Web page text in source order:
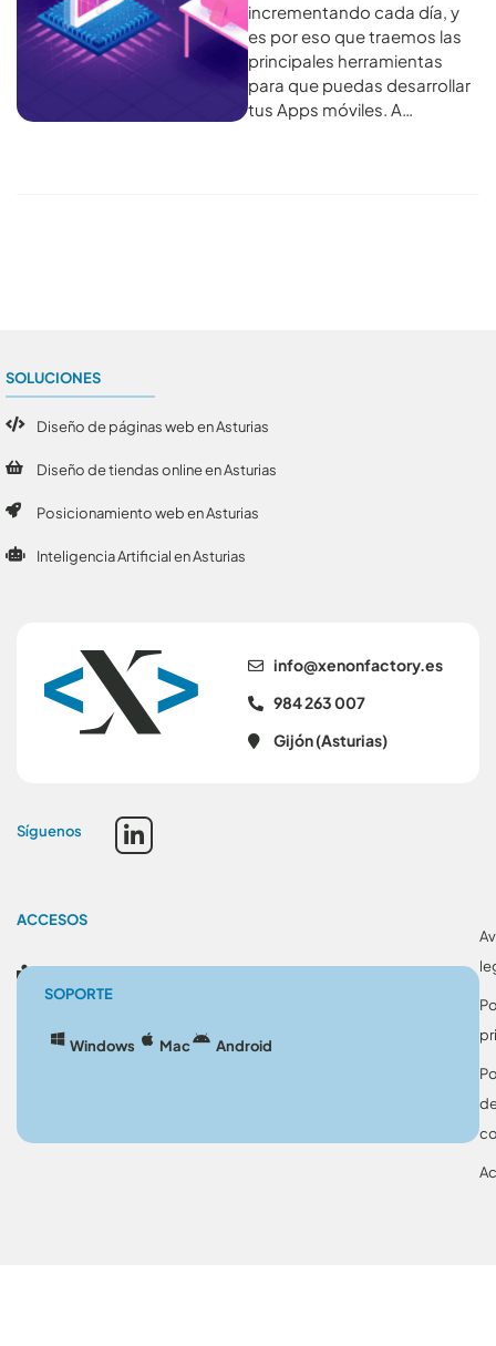
incrementando cada día, y
es por eso que traemos las
principales herramientas
para que puedas desarrollar
tus Apps móviles. A…
se.yrotcafnonex@ofni
984 263 007
Gijón (Asturias)
Síguenos
SOLUCIONES
Diseño de páginas web en Asturias
Diseño de tiendas online en Asturias
Posicionamiento web en Asturias
Inteligencia Artificial en Asturias
ACCESOS
Blog
SOPORTE
Windows Mac Android